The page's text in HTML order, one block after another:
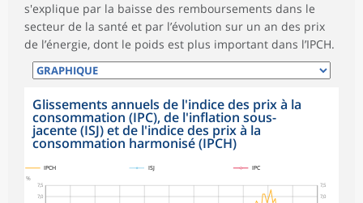
s'explique par la baisse des remboursements dans le
secteur de la santé et par l’évolution sur un an des prix
de l’énergie, dont le poids est plus important dans l’IPCH.
Glissements annuels de l'indice des prix à la
consommation (IPC), de l'inflation sous-
jacente (ISJ) et de l'indice des prix à la
consommation harmonisé (IPCH)
7,0
7,5
7,0
7,5
%
IPCH ISJ IPC